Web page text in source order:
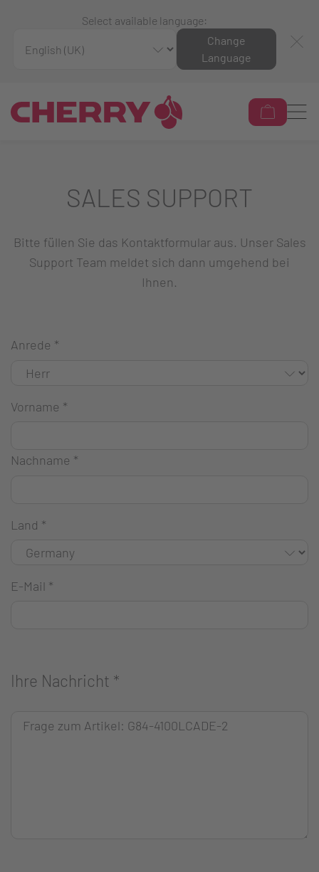
Select available language:
Change
Language
SALES SUPPORT
Bitte füllen Sie das Kontaktformular aus. Unser Sales
Support Team meldet sich dann umgehend bei
Ihnen.
Anrede *
Vorname *
Nachname *
Land *
E-Mail *
Ihre Nachricht *